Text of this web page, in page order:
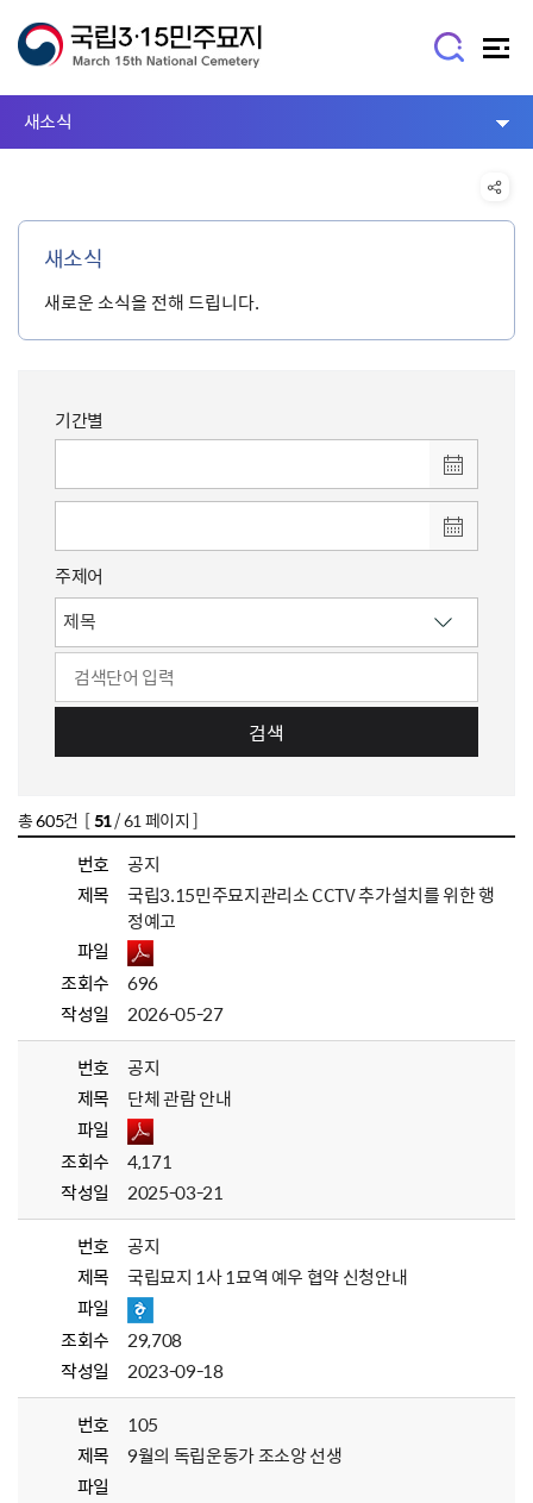
새소식
새소식
새로운 소식을 전해 드립니다.
기간별
주제어
검색
총605건 [51/ 61 페이지 ]
번호
공지
제목
국립3.15민주묘지관리소 CCTV 추가설치를 위한 행
정예고
파일
조회수
696
작성일
2026-05-27
번호
공지
제목
단체 관람 안내
파일
조회수
4,171
작성일
2025-03-21
번호
공지
제목
국립묘지 1사 1묘역 예우 협약 신청안내
파일
조회수
29,708
작성일
2023-09-18
번호
105
제목
9월의 독립운동가 조소앙 선생
파일